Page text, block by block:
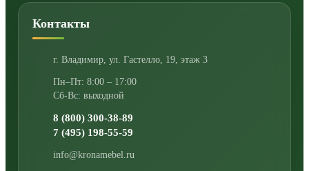
Контакты
г. Владимир ул. Гастелло, 19, этаж 3
Пн–Пт: 8:00 – 17:00
Сб-Вс: выходной
8 (800) 300-38-89
7 (495) 198-55-59
info@kronamebel.ru